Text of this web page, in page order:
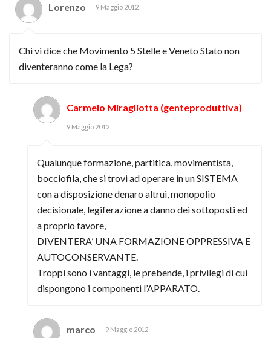
Lorenzo 9 Maggio 2012
Chi vi dice che Movimento 5 Stelle e Veneto Stato non
diventeranno come la Lega?
Carmelo Miragliotta (genteproduttiva)
9 Maggio 2012
Qualunque formazione, partitica, movimentista,
bocciofila, che si trovi ad operare in un SISTEMA
con a disposizione denaro altrui, monopolio
decisionale, legiferazione a danno dei sottoposti ed
a proprio favore,
DIVENTERA’ UNA FORMAZIONE OPPRESSIVA E
AUTOCONSERVANTE.
Troppi sono i vantaggi, le prebende, i privilegi di cui
dispongono i componenti l’APPARATO.
marco 9 Maggio 2012